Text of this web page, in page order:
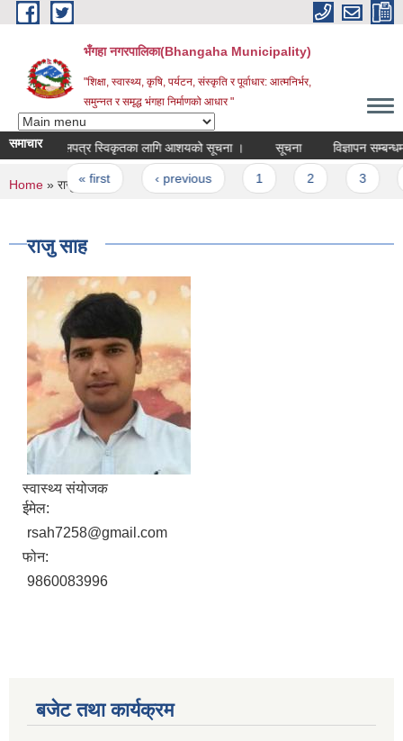
Skip to main content
भँगहा नगरपालिका(Bhangaha Municipality)
"शिक्षा, स्वास्थ्य, कृषि, पर्यटन, संस्कृति र पूर्वाधार: आत्मनिर्भर,
समुन्नत र समृद्ध भंगहा निर्माणको आधार "
समाचारबोलपत्र स्विकृतका लागि आशयको सूचना । सूचना विज्ञापन सम्बन्धमा ।
Pages
« first ‹ previous
You are here
Home » राजु साह
राजु साह
स्वास्थ्य संयोजक
ईमेल:
rsah7258@gmail.com
फोन:
9860083996
बजेट तथा कार्यक्रम